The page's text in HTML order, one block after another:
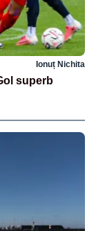
Ionuț Nichita
superb